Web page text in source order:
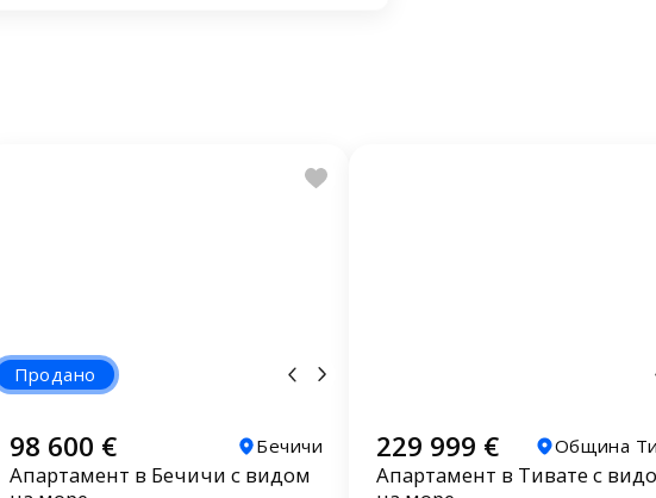
Продано
98 600 € Бечичи
Апартамент в Бечичи с видом
229 999 € Община
Апартамент в Тивате с